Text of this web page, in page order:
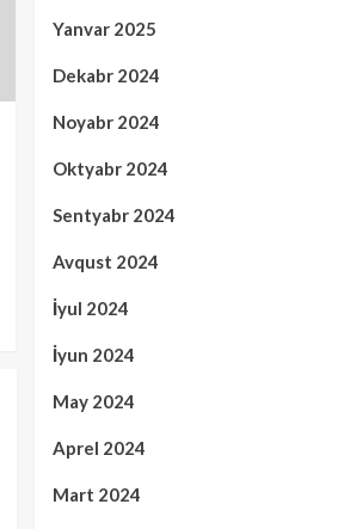
Yanvar 2025
Dekabr 2024
Noyabr 2024
Oktyabr 2024
Sentyabr 2024
Avqust 2024
İyul 2024
İyun 2024
May 2024
Aprel 2024
Mart 2024